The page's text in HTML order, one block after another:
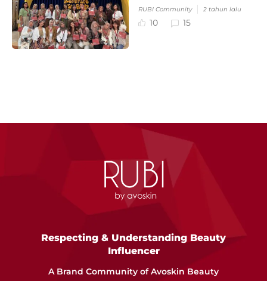
RUBI Community 2 tahun lalu
10 15
Respecting & Understanding Beauty
Influencer
A Brand Community of Avoskin Beauty